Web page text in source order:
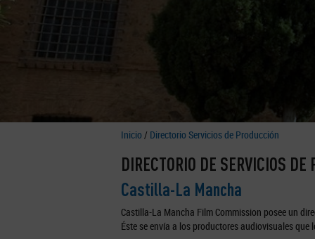
Inicio / Directorio Servicios de Producción
DIRECTORIO DE SERVICIOS DE
Castilla-La Mancha
Castilla-La Mancha Film Commission posee un
Éste se envía a los productores audiovisuales que